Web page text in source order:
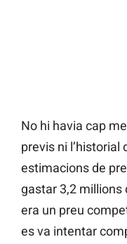
No hi havia cap
previs ni l’historial
estimacions de
gastar 3,2 millions
era un preu
es va intentar